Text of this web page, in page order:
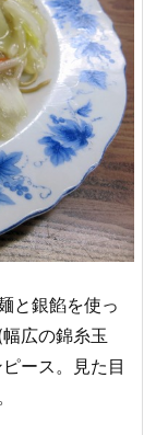
と銀餡を使っ
広の錦糸玉
ース。見た目